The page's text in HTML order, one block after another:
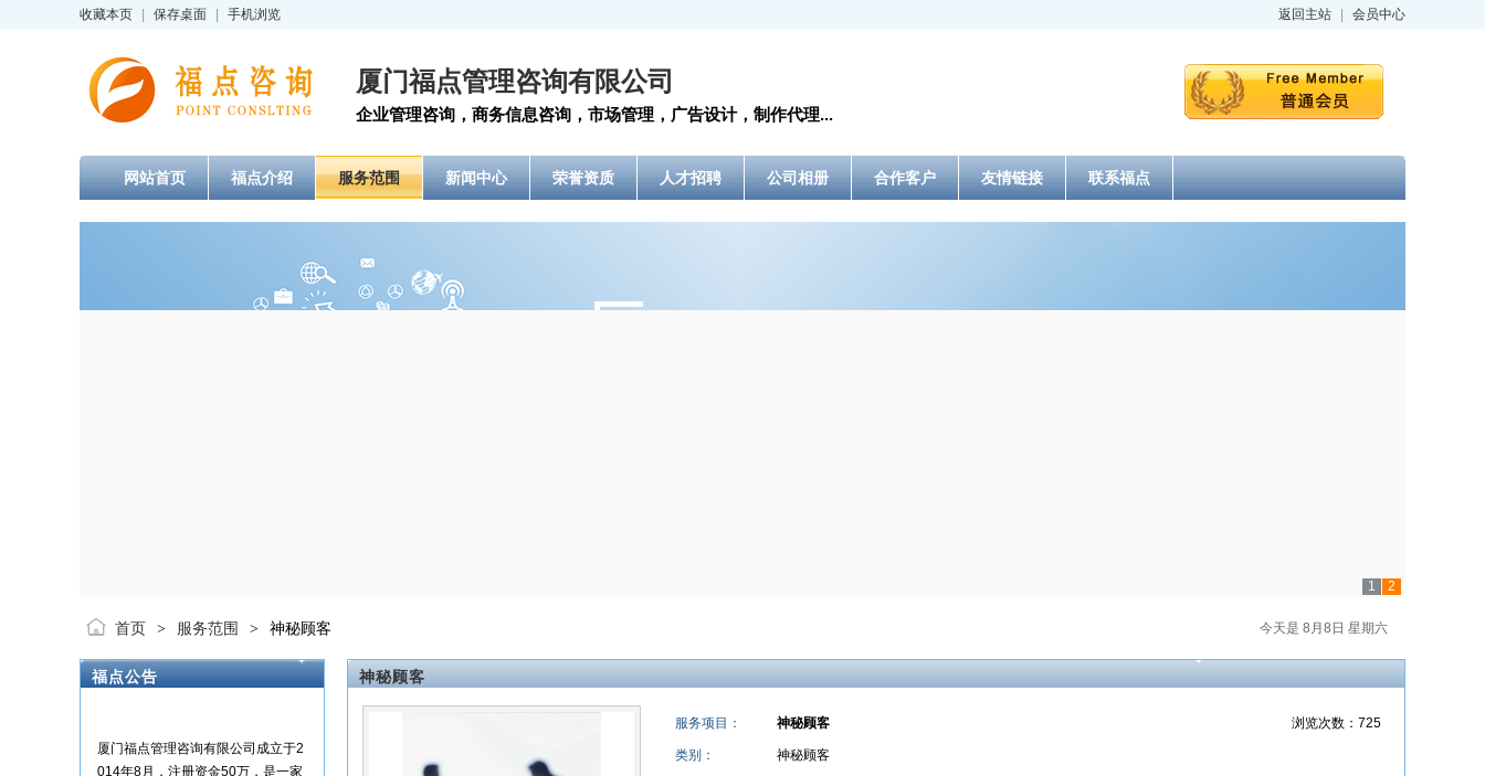
返回主站 会员中心
收藏本页 保存桌面 手机浏览
厦门福点管理咨询有限公司
企业管理咨询，商务信息咨询，市场管理，广告设计，制作代理...
网站首页 福点介绍 服务范围 新闻中心 荣誉资质 人才招聘 公司相册 合作客户 友情链接 联系福点
1 2
今天是 8月8日 星期六
首页 > 服务范围 > 神秘顾客
福点公告
厦门福点管理咨询有限公司成立于2
014年8月，注册资金50万，是一家
神秘顾客
服务项目： 浏览次数：725
神秘顾客
类别： 神秘顾客